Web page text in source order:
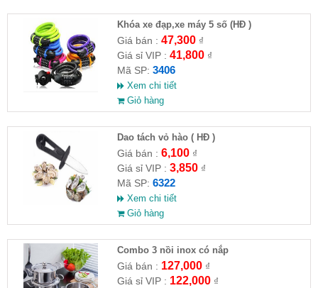
Khóa xe đạp,xe máy 5 số (HĐ )
Giá bán : 47,300₫
Giá sỉ VIP : 41,800₫
Mã SP: 3406
Xem chi tiết
Giỏ hàng
Dao tách vỏ hào ( HĐ )
Giá bán : 6,100₫
Giá sỉ VIP : 3,850₫
Mã SP: 6322
Xem chi tiết
Giỏ hàng
Combo 3 nồi inox có nắp
Giá bán : 127,000₫
Giá sỉ VIP : 122,000₫